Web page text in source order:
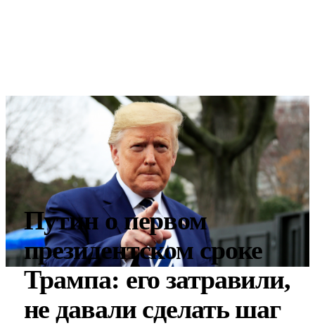
Путин о первом
президентском сроке
Трампа: его затравили,
не давали сделать шаг